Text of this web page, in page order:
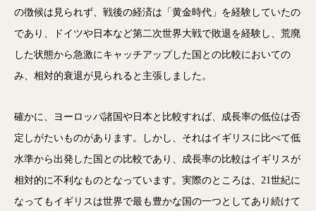
の徴候は見られず、戦後の経済は「黄金時代」を経験していたの
であり、ドイツや日本など第二次世界大戦で敗退を経験し、荒廃
した状態から急激にキャッチアップした国との比較においての
み、相対的衰退が見られると主張しました。
確かに、ヨーロッパ諸国や日本と比較すれば、成長率の低位は否
定しがたいものがあります。しかし、それはイギリスに比べて低
水準から出発した国との比較であり、成長率の比較はイギリスが
相対的に不利なものとなっています。実際のところは、21世紀に
なってもイギリスは世界で最も豊かな国の一つとしてあり続けて